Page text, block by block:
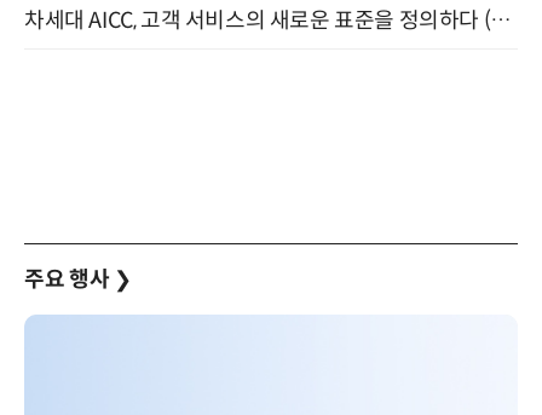
차세대 AICC, 고객 서비스의 새로운 표준을 정의하다 (9/9)
주요 행사 ❯